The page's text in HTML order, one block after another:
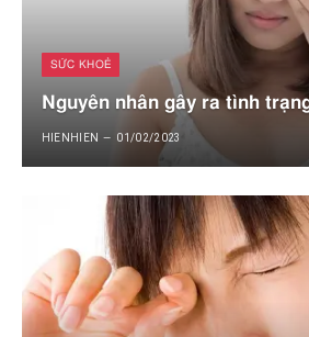
SỨC KHOẺ
Nguyên nhân gây ra tình
HIENHIEN 01/02/2023